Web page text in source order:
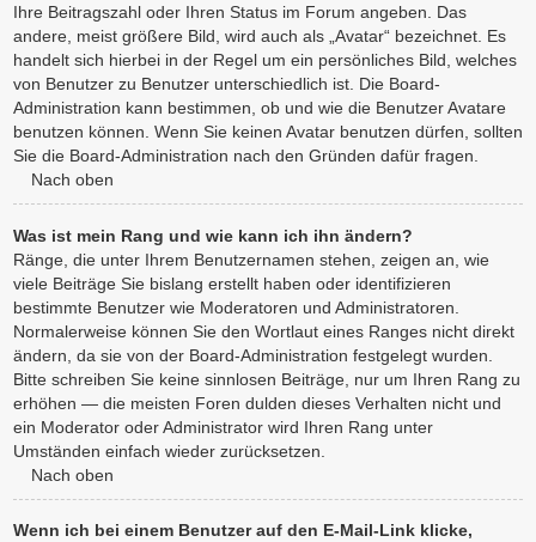
Ihre Beitragszahl oder Ihren Status im Forum angeben. Das
andere, meist größere Bild, wird auch als „Avatar“ bezeichnet. Es
handelt sich hierbei in der Regel um ein persönliches Bild, welches
von Benutzer zu Benutzer unterschiedlich ist. Die Board-
Administration kann bestimmen, ob und wie die Benutzer Avatare
benutzen können. Wenn Sie keinen Avatar benutzen dürfen, sollten
Sie die Board-Administration nach den Gründen dafür fragen.
Nach oben
Was ist mein Rang und wie kann ich ihn ändern?
Ränge, die unter Ihrem Benutzernamen stehen, zeigen an, wie
viele Beiträge Sie bislang erstellt haben oder identifizieren
bestimmte Benutzer wie Moderatoren und Administratoren.
Normalerweise können Sie den Wortlaut eines Ranges nicht direkt
ändern, da sie von der Board-Administration festgelegt wurden.
Bitte schreiben Sie keine sinnlosen Beiträge, nur um Ihren Rang zu
erhöhen — die meisten Foren dulden dieses Verhalten nicht und
ein Moderator oder Administrator wird Ihren Rang unter
Umständen einfach wieder zurücksetzen.
Nach oben
Wenn ich bei einem Benutzer auf den E-Mail-Link klicke,